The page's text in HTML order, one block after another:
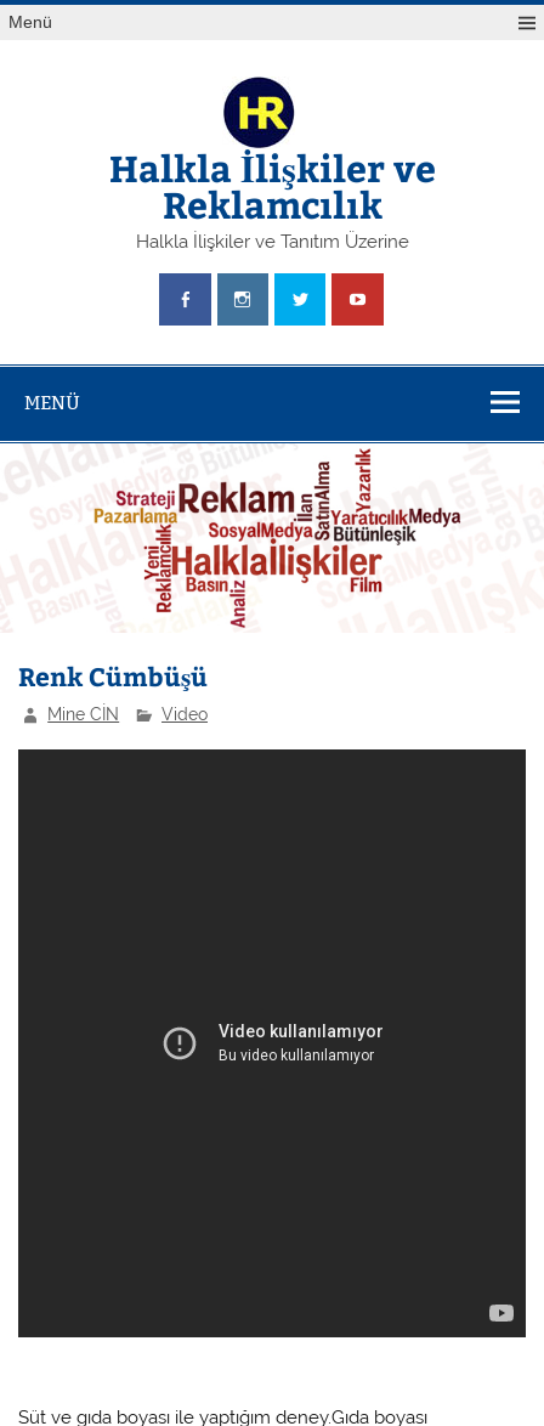
Skip
toMenü
Halkla İlişkiler ve
Reklamcılık
Halkla İlişkiler ve Tanıtım Üzerine
MENÜ
Renk Cümbüşü
Mine CİN Video
Süt ve gıda boyası ile yaptığım deney.Gıda boyası
Yazı